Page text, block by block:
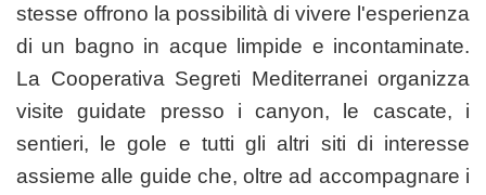
stesse offrono la possibilità di vivere l'esperienza
di un bagno in acque limpide e incontaminate.
La Cooperativa Segreti Mediterranei organizza
visite guidate presso i canyon, le cascate, i
sentieri, le gole e tutti gli altri siti di interesse
assieme alle guide che, oltre ad accompagnare i